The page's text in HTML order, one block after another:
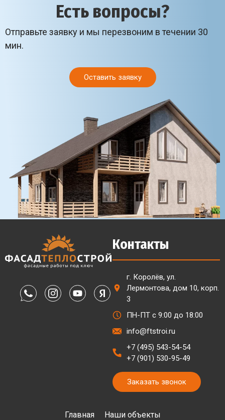
Есть вопросы?
Отправьте заявку и мы перезвоним в течении 30
мин.
Оставить заявку
Главная Наши объекты
Контакты
г. Королёв, ул.
Лермонтова, дом 10, корп.
3
ПН-ПТ с 9:00 до 18:00
info@ftstroi.ru
+7 (495) 543-54-54
+7 (901) 530-95-49
Заказать звонок